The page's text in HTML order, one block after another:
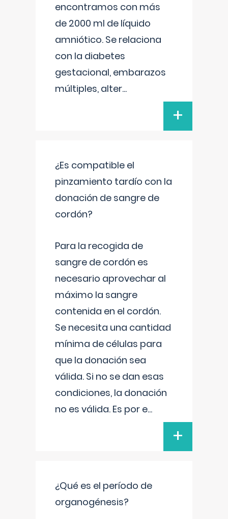
encontramos con más
de 2000 ml de líquido
amniótico. Se relaciona
con la diabetes
gestacional, embarazos
múltiples, alter...
+
¿Es compatible el
pinzamiento tardío con la
donación de sangre de
cordón?
Para la recogida de
sangre de cordón es
necesario aprovechar al
máximo la sangre
contenida en el cordón.
Se necesita una cantidad
mínima de células para
que la donación sea
válida. Si no se dan esas
condiciones, la donación
no es válida. Es por e...
+
¿Qué es el período de
organogénesis?